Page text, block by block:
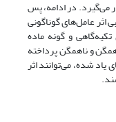
می‌گیرد. در ادامه، پس
اثر عامل‌های گوناگونی
و گونه ماده
و ناهمگن پرداخته
شده، می‌توانند اثر